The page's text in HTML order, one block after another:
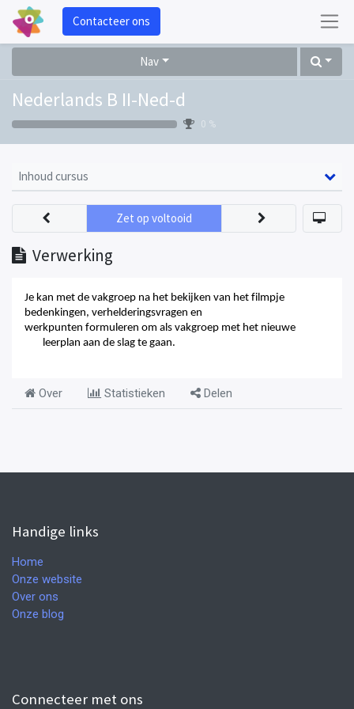
Contacteer ons
Nav
Nederlands B II-Ned-d
0 %
Inhoud cursus
Verwerking
Zet op voltooid
Je kan met de vakgroep na het bekijken van het filmpje
bedenkingen, verhelderingsvragen en
werkpunten formuleren om als vakgroep met het nieuwe
leerplan aan de slag te gaan.
Over Statistieken Delen
Handige links
Home
Onze website
Over ons
Onze blog
Connecteer met ons